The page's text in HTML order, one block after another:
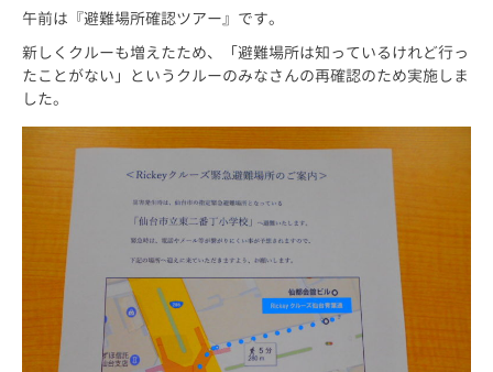
午前は『避難場所確認ツアー』です。
新しくクルーも増えたため、「避難場所は知っているけれど行っ
たことがない」というクルーのみなさんの再確認のため実施しま
した。